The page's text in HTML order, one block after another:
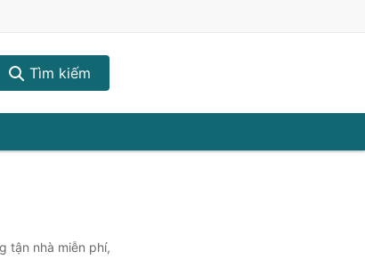
Tìm kiếm
tận nhà miễn phí,